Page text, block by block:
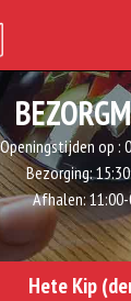
Openingstijden op :
Bezorging:
Afhalen:
Hete Kip